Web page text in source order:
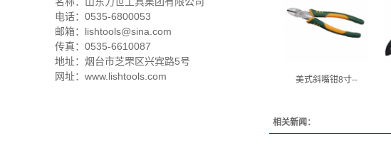
电话：0535-6800053
邮箱：lishtools@sina.com
传真：0535-6610087
地址：烟台市芝罘区兴宾路5号
网址：www.lishtools.com
美式斜嘴钳8寸--
相关新闻：